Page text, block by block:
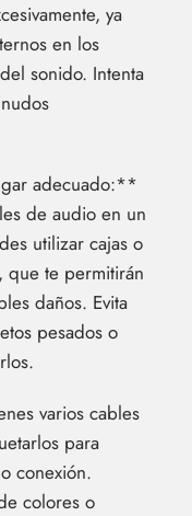
ya
en los
sonido. Intenta
adecuado:**
de audio en un
utilizar cajas o
que te permitirán
daños. Evita
pesados o
varios cables
para
conexión.
colores o